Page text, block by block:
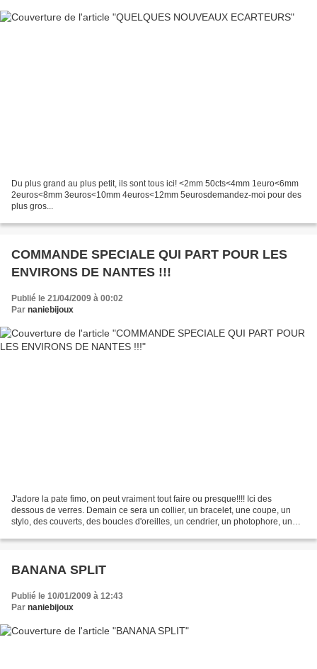
Du plus grand au plus petit, ils sont tous ici! <2mm 50cts<4mm 1euro<6mm
2euros<8mm 3euros<10mm 4euros<12mm 5eurosdemandez-moi pour des
plus gros...
COMMANDE SPECIALE QUI PART POUR LES
ENVIRONS DE NANTES !!!
Publié le 21/04/2009 à 00:02
Par naniebijoux
J'adore la pate fimo, on peut vraiment tout faire ou presque!!!! Ici des
dessous de verres. Demain ce sera un collier, un bracelet, une coupe, un
stylo, des couverts, des boucles d'oreilles, un cendrier, un photophore, un
BANANA SPLIT
Publié le 10/01/2009 à 12:43
Par naniebijoux